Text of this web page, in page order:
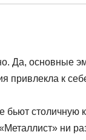
Да, основные
привлекла к
бьют столичную
ни